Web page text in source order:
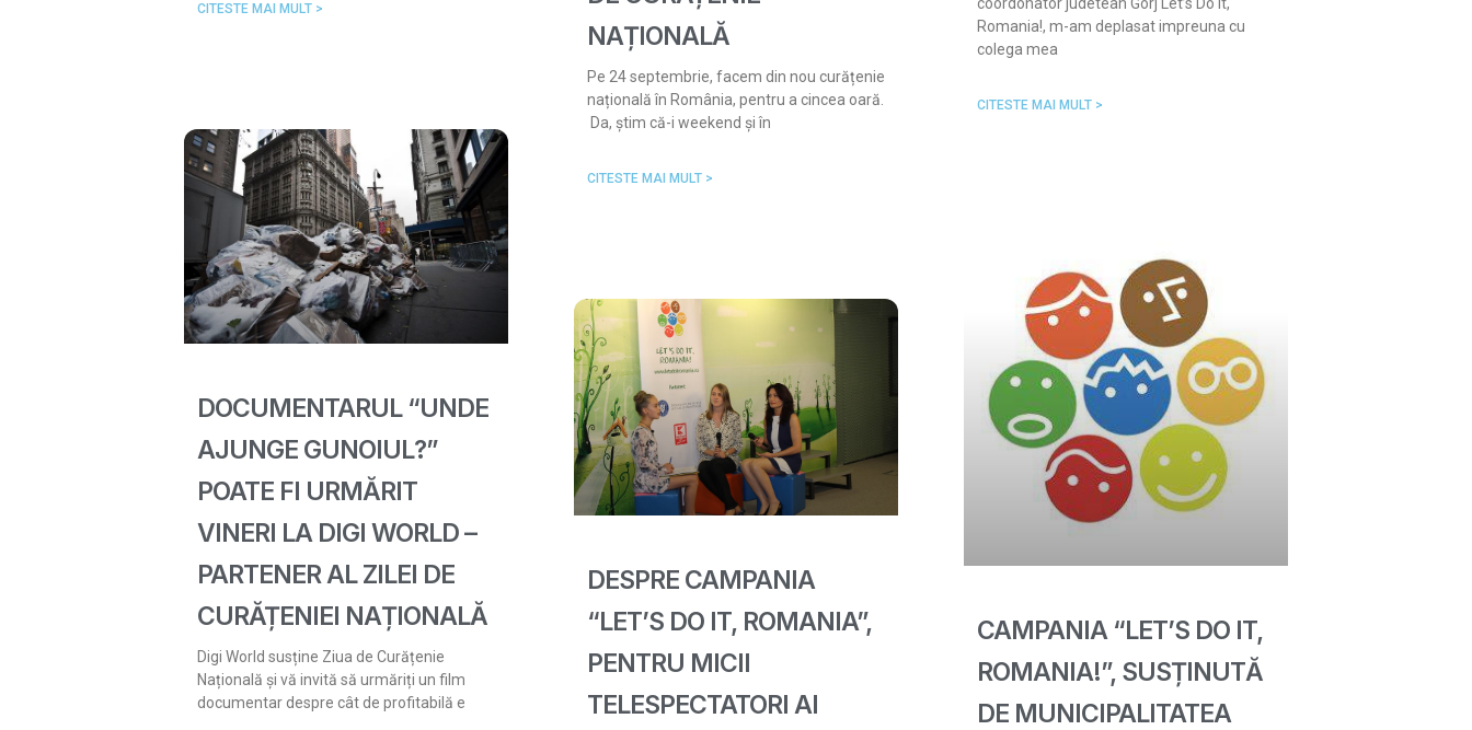
CITESTE MAI MULT >
NAȚIONALĂ
Pe 24 septembrie, facem din nou curățenie
națională în România, pentru a cincea oară.
Da, știm că-i weekend și în
CITESTE MAI MULT >
Romania!, m-am deplasat impreuna cu
colega mea
CITESTE MAI MULT >
DOCUMENTARUL “UNDE
AJUNGE GUNOIUL?”
POATE FI URMĂRIT
VINERI LA DIGI WORLD –
PARTENER AL ZILEI DE
CURĂȚENIEI NAȚIONALĂ
Digi World susține Ziua de Curățenie
Națională și vă invită să urmăriți un film
documentar despre cât de profitabilă e
DESPRE CAMPANIA
“LET’S DO IT, ROMANIA”,
PENTRU MICII
TELESPECTATORI AI
CAMPANIA “LET’S DO IT,
ROMANIA!”, SUSȚINUTĂ
DE MUNICIPALITATEA